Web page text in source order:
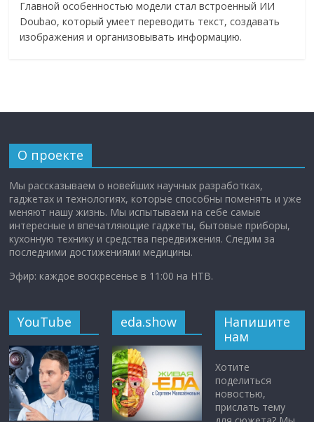
Главной особенностью модели стал встроенный ИИ
Doubao, который умеет переводить текст, создавать
изображения и организовывать информацию.
О проекте
Мы рассказываем о новейших научных разработках,
гаджетах и технологиях, которые способны поменять и уже
меняют нашу жизнь. Мы испытываем на себе самые
интересные и впечатляющие гаджеты, бытовые приборы,
кухонную технику и средства передвижения. Следим за
последними достижениями медицины.
Эфир: каждое воскресенье в 11:00 на НТВ.
YouTube eda.show
Напишите
нам
Хотите
поделиться
новостью,
прислать тему